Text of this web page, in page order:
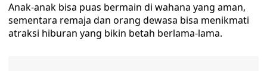
Anak-anak bisa puas bermain di wahana yang aman,
sementara remaja dan orang dewasa bisa menikmati
atraksi hiburan yang bikin betah berlama-lama.